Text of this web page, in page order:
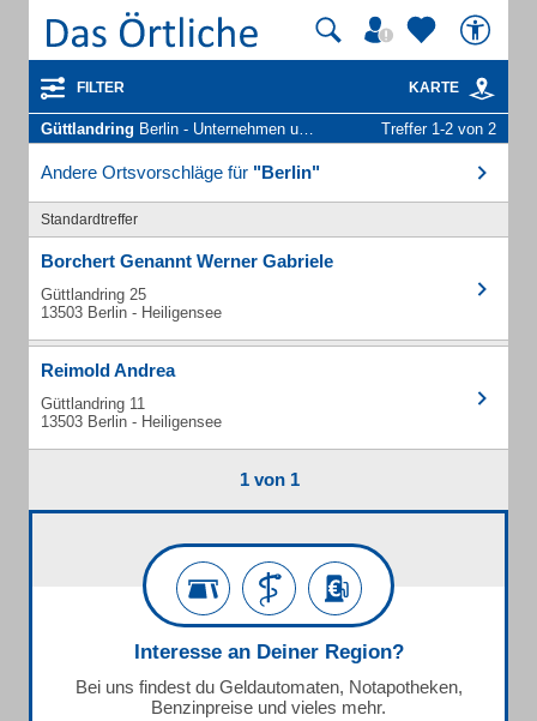
FILTER KARTE
Güttlandring Berlin - Unternehmen und Personen Treffer 1-2 von 2
Andere Ortsvorschläge für "Berlin"
Standardtreffer
Borchert Genannt Werner Gabriele
Güttlandring 25
13503 Berlin - Heiligensee
Reimold Andrea
Güttlandring 11
13503 Berlin - Heiligensee
1 von 1
Interesse an Deiner Region?
Bei uns findest du Geldautomaten, Notapotheken,
Benzinpreise und vieles mehr.